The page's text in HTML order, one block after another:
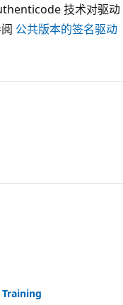
技术对驱动
公共版本的签名驱动
Training